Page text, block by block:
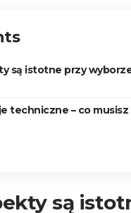
są istotne przy
techniczne – co musisz
są